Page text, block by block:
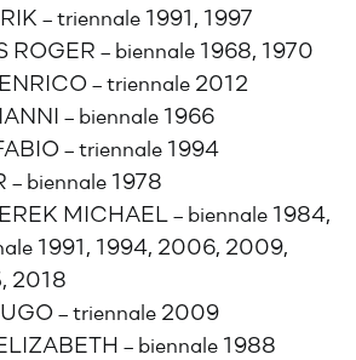
– triennale 1991, 1997
ROGER – biennale 1968, 1970
– triennale 2012
– biennale 1966
– triennale 1994
– biennale 1978
MICHAEL – biennale 1984,
1991, 1994, 2006, 2009,
2018
– triennale 2009
– biennale 1988